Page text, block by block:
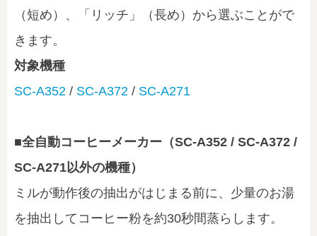
（短め）、「リッチ」（長め）から選ぶことがで
きます。
対象機種
SC-A352 / SC-A372 / SC-A271
■全自動コーヒーメーカー（SC-A352 / SC-A372 /
SC-A271以外の機種）
ミルが動作後の抽出がはじまる前に、少量のお湯
を抽出してコーヒー粉を約30秒間蒸らします。